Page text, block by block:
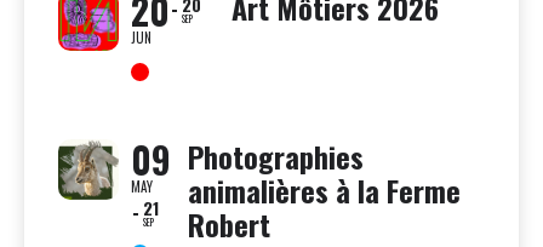
JUN
SEP
09
MAY
21
SEP
Photographies
animalières à la Ferme
Robert